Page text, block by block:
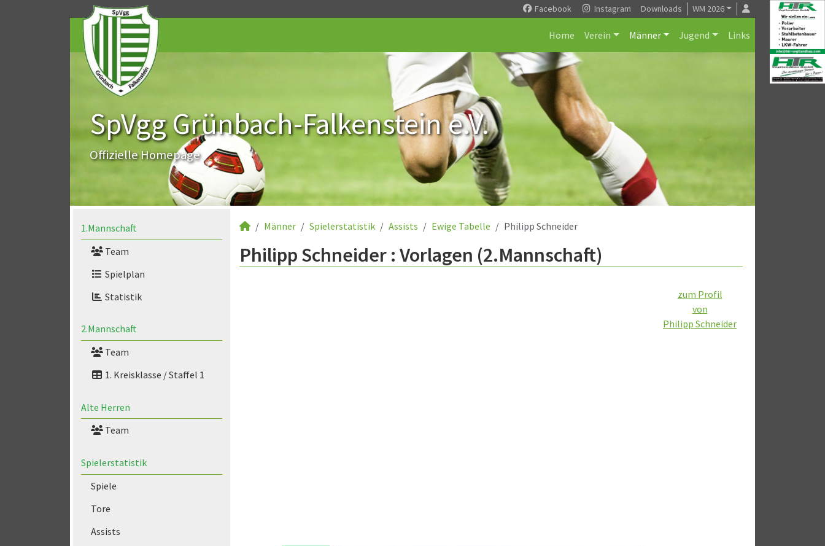
Facebook Instagram Downloads WM 2026
Home Verein Männer Jugend Links
SpVgg Grünbach-Falkenstein e.V.
Offizielle Homepage
1.Mannschaft
Team
Spielplan
Statistik
2.Mannschaft
Team
1. Kreisklasse / Staffel 1
Alte Herren
Team
Spielerstatistik
Spiele
Tore
Assists
Männer Spielerstatistik Assists Ewige Tabelle Philipp Schneider
Philipp Schneider : Vorlagen (2.Mannschaft)
zum Profil
von
Philipp Schneider